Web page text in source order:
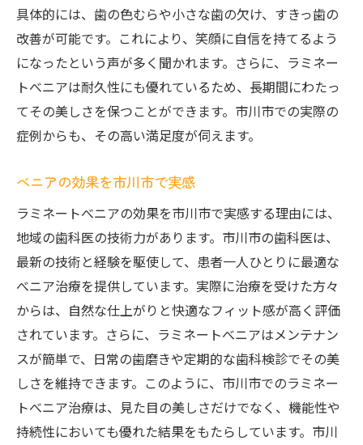
具体的には、歯の色むらや小さな歯の欠け、すきっ歯の
改善が可能です。これにより、笑顔に自信を持てるよう
になったという声が多く聞かれます。さらに、ラミネー
トべニアは耐久性にも優れているため、長期間にわたっ
てその美しさを保つことができます。市川市での実際の
症例からも、その高い満足度が伺えます。
べニアの効果を市川市で実感
ラミネートべニアの効果を市川市で実感する理由には、
地域の歯科医の技術力があります。市川市の歯科医は、
最新の技術と経験を駆使して、患者一人ひとりに最適な
べニア治療を提供しています。実際に治療を受けた方々
からは、自然な仕上がりと快適なフィット感が高く評価
されています。さらに、ラミネートべニアはメンテナン
スが簡単で、日常の歯磨きや定期的な歯科検診でその美
しさを維持できます。このように、市川市でのラミネー
トべニア治療は、見た目の美しさだけでなく、機能性や
持続性においても優れた結果をもたらしています。市川